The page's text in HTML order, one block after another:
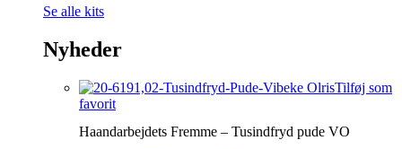
Se alle kits
Nyheder
Tilføj som
favorit
Haandarbejdets Fremme – Tusindfryd pude VO